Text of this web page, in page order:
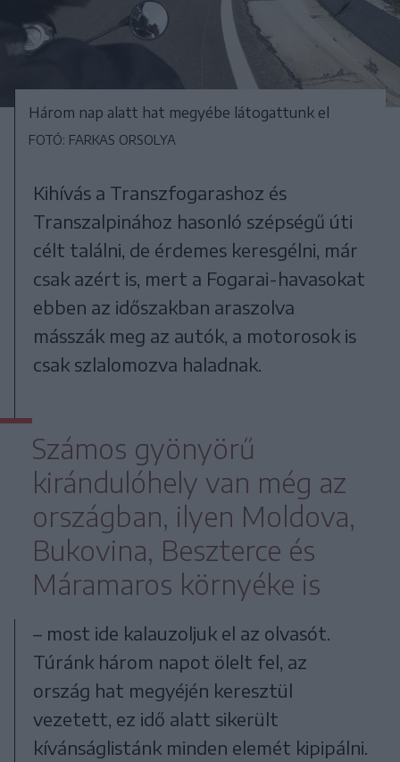
Három nap alatt hat megyébe látogattunk el
FOTÓ: FARKAS ORSOLYA
Kihívás a Transzfogarashoz és
Transzalpinához hasonló szépségű úti
célt találni, de érdemes keresgélni, már
csak azért is, mert a Fogarai-havasokat
ebben az időszakban araszolva
másszák meg az autók, a motorosok is
csak szlalomozva haladnak.
Számos gyönyörű
kirándulóhely van még az
országban, ilyen Moldova,
Bukovina, Beszterce és
Máramaros környéke is
– most ide kalauzoljuk el az olvasót.
Túránk három napot ölelt fel, az
ország hat megyéjén keresztül
vezetett, ez idő alatt sikerült
kívánságlistánk minden elemét kipipálni.